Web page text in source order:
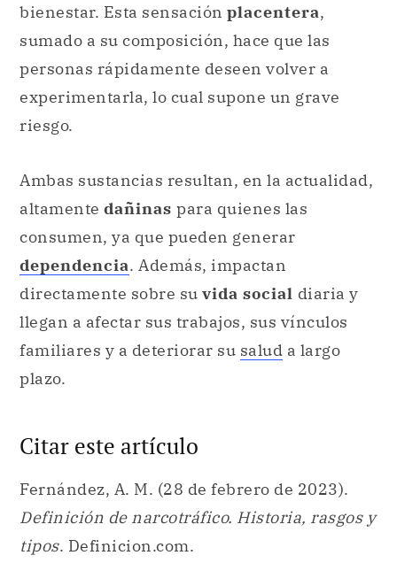
bienestar. Esta sensación placentera,
sumado a su composición, hace que las
personas rápidamente deseen volver a
experimentarla, lo cual supone un grave
riesgo.
Ambas sustancias resultan, en la actualidad,
altamente dañinas para quienes las
consumen, ya que pueden generar
dependencia. Además, impactan
directamente sobre su vida social diaria y
llegan a afectar sus trabajos, sus vínculos
familiares y a deteriorar su salud a largo
plazo.
Citar este artículo
Fernández, A. M. (28 de febrero de 2023).
Definición de narcotráfico. Historia, rasgos y
tipos. Definicion.com.